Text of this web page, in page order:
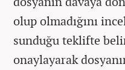
olup olmadığını
sunduğu teklifte
onaylayarak